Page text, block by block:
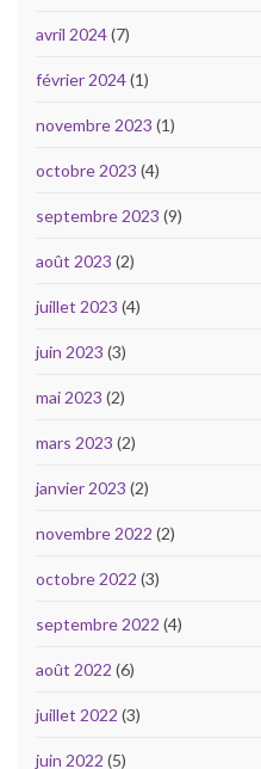
avril 2024(7)
février 2024(1)
novembre 2023 (1)
octobre 2023 (4)
septembre 2023 (9)
août 2023 (2)
juillet 2023 (4)
juin 2023 (3)
mai 2023 (2)
mars 2023 (2)
janvier 2023 (2)
novembre 2022 (2)
octobre 2022 (3)
septembre 2022 (4)
août 2022 (6)
juillet 2022 (3)
juin 2022 (5)